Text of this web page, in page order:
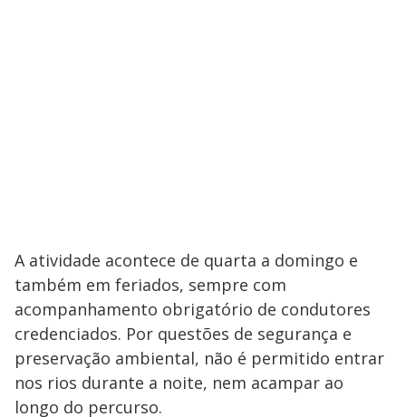
A atividade acontece de quarta a domingo e
também em feriados, sempre com
acompanhamento obrigatório de condutores
credenciados. Por questões de segurança e
preservação ambiental, não é permitido entrar
nos rios durante a noite, nem acampar ao
longo do percurso.